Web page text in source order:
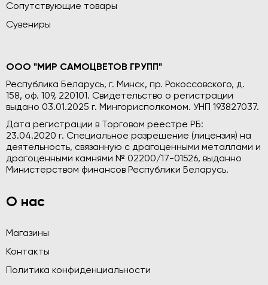
Сопутствующие товары
Сувениры
ООО "МИР САМОЦВЕТОВ ГРУПП"
Республика Беларусь, г. Минск, пр. Рокоссовского, д.
158, оф. 109, 220101. Свидетельство о регистрации
выдано 03.01.2025 г. Мингорисполкомом. УНП 193827037.
Дата регистрации в Торговом реестре РБ:
23.04.2020 г. Специальное разрешение (лицензия) на
деятельность, связанную с драгоценными металлами и
драгоценными камнями № 02200/17-01526, выданно
Министерством финансов Республики Беларусь.
О нас
Магазины
Контакты
Политика конфиденциальности